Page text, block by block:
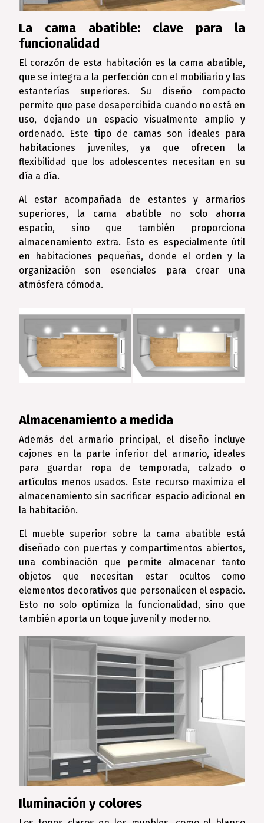
La cama abatible: clave para la
funcionalidad
El corazón de esta habitación es la cama abatible,
que se integra a la perfección con el mobiliario y las
estanterías superiores. Su diseño compacto
permite que pase desapercibida cuando no está en
uso, dejando un espacio visualmente amplio y
ordenado. Este tipo de camas son ideales para
habitaciones juveniles, ya que ofrecen la
flexibilidad que los adolescentes necesitan en su
día a día.
Al estar acompañada de estantes y armarios
superiores, la cama abatible no solo ahorra
espacio, sino que también proporciona
almacenamiento extra. Esto es especialmente útil
en habitaciones pequeñas, donde el orden y la
organización son esenciales para crear una
atmósfera cómoda.
Almacenamiento a medida
Además del armario principal, el diseño incluye
cajones en la parte inferior del armario, ideales
para guardar ropa de temporada, calzado o
artículos menos usados. Este recurso maximiza el
almacenamiento sin sacrificar espacio adicional en
la habitación.
El mueble superior sobre la cama abatible está
diseñado con puertas y compartimentos abiertos,
una combinación que permite almacenar tanto
objetos que necesitan estar ocultos como
elementos decorativos que personalicen el espacio.
Esto no solo optimiza la funcionalidad, sino que
también aporta un toque juvenil y moderno.
Iluminación y colores